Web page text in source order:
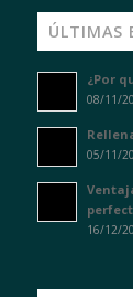
ÚLTIMAS
¿Por
08/11/
05/11/
16/12/